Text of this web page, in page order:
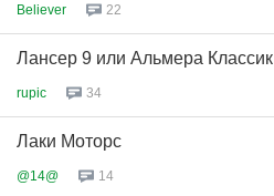
Believer 22
Лансер 9 или Альмера Классик
rupic 34
Лаки Моторс
@14@ 14